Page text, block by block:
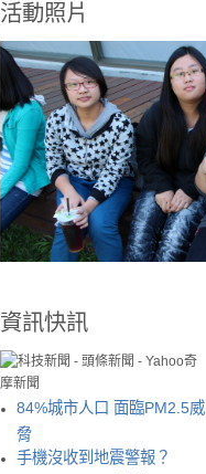
活動照片
資訊快訊
84%城市人口 面臨PM2.5威
脅
手機沒收到地震警報？